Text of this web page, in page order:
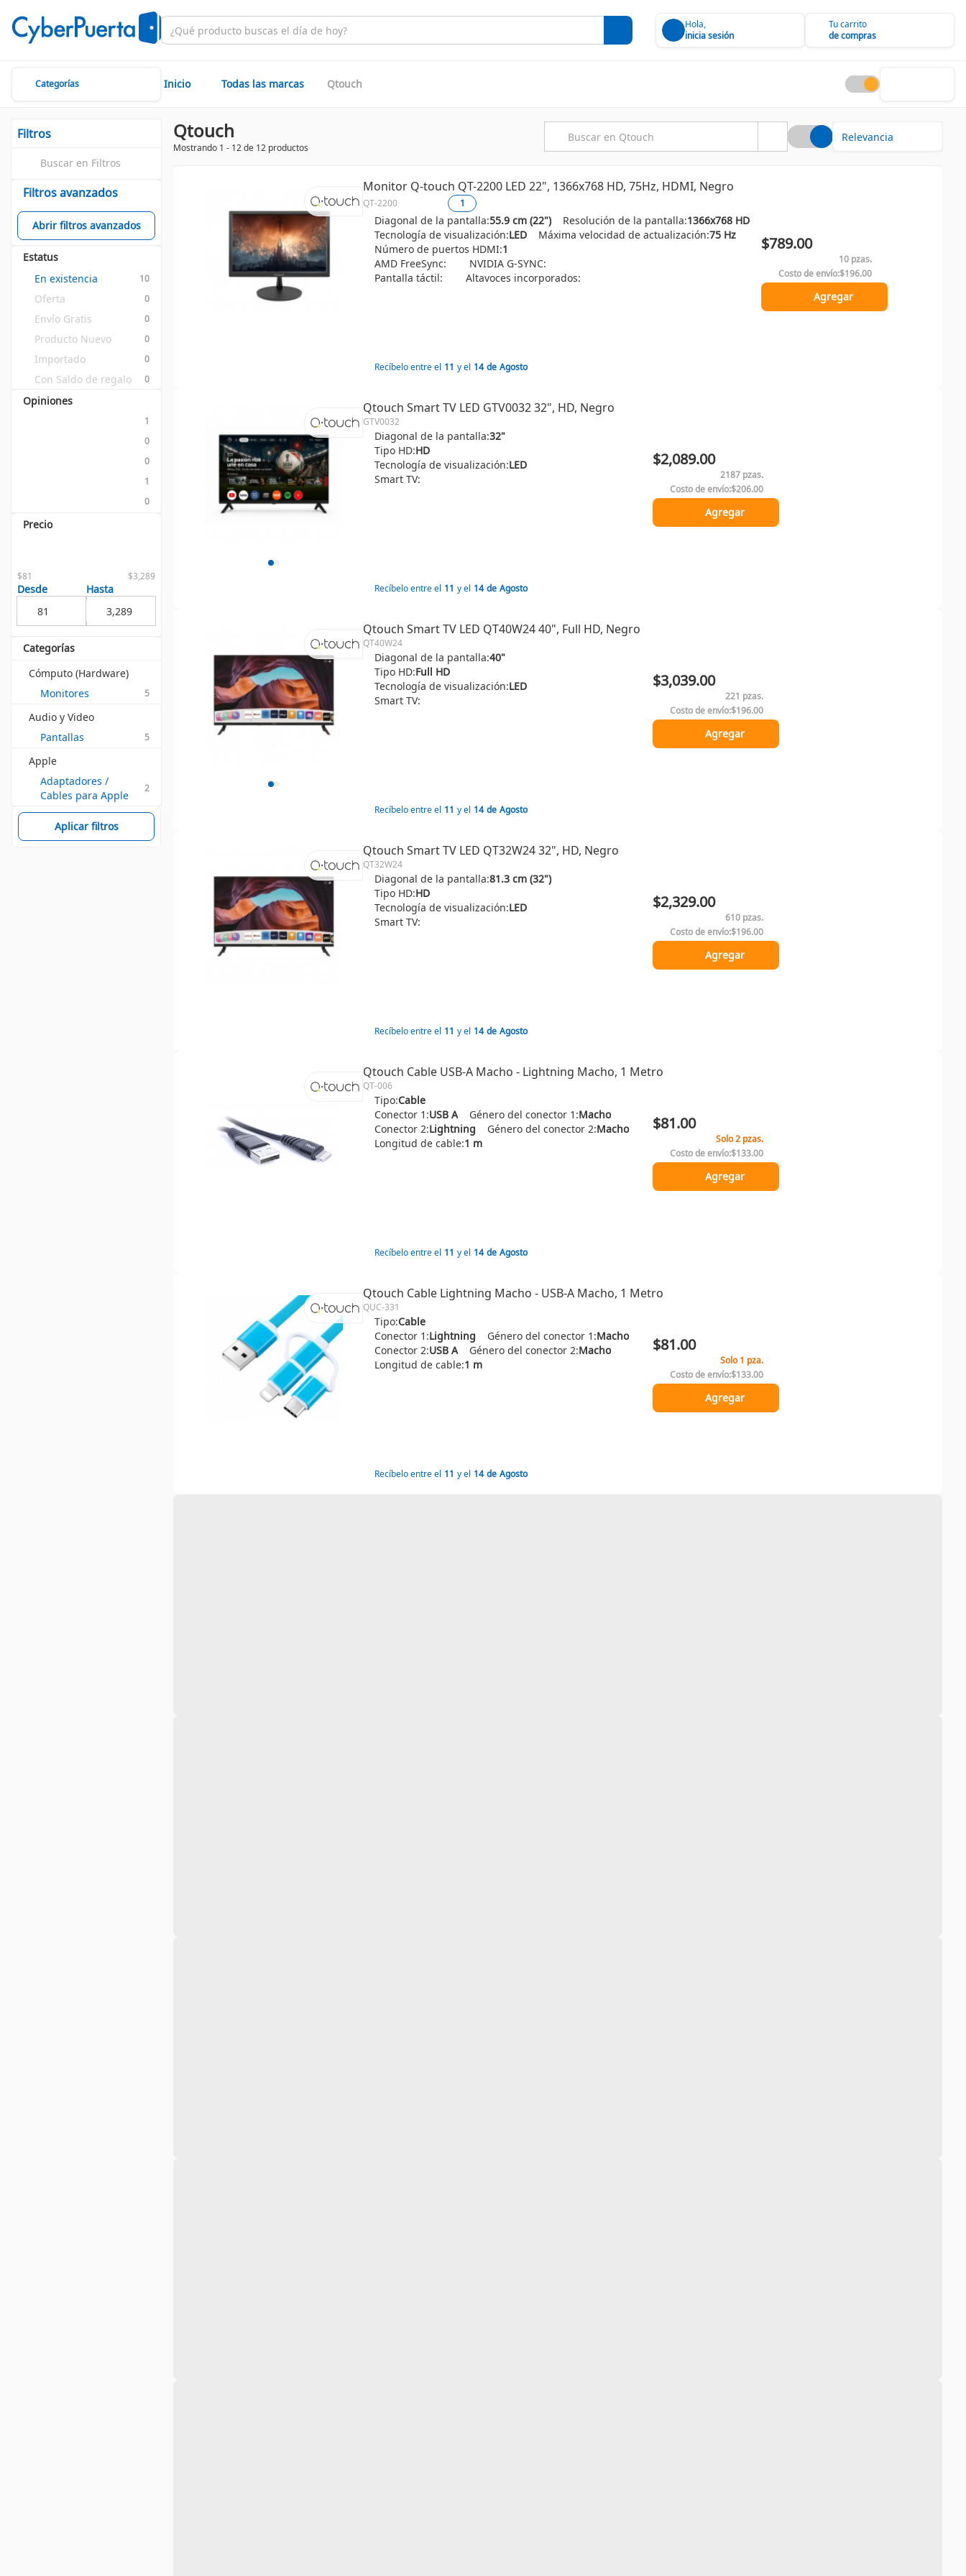
Hola,
inicia sesión
Tu carrito
de compras
Categorías Inicio Todas las marcas Qtouch
Filtros
Filtros avanzados
Abrir filtros avanzados
Estatus
En existencia
10
Oferta 0
Envío Gratis 0
Producto Nuevo 0
Importado 0
Con Saldo de regalo 0
Opiniones
1
0
0
1
0
Precio
$81 $3,289
Desde Hasta
Categorías
Cómputo (Hardware)
Monitores
5
Audio y Video
Pantallas
5
Apple
Adaptadores /
Cables para Apple
2
Aplicar filtros
Qtouch
Mostrando 1 - 12 de 12 productos
Monitor Q-touch QT-2200 LED 22", 1366x768 HD, 75Hz, HDMI, Negro
QT-2200 1
Diagonal de la pantalla:55.9 cm (22") Resolución de la pantalla:1366x768 HD
Tecnología de visualización:LED Máxima velocidad de actualización:75 Hz
Número de puertos HDMI:1
AMD FreeSync:
NVIDIA G-SYNC:
Pantalla táctil:
Altavoces incorporados:
Recíbelo entre el 11 y el 14 de Agosto
$789.00
Costo de envío:$196.00
10 pzas.
Agregar
Qtouch Smart TV LED GTV0032 32", HD, Negro
GTV0032
Diagonal de la pantalla:32"
Tipo HD:HD
Tecnología de visualización:LED
Smart TV:
Recíbelo entre el 11 y el 14 de Agosto
$2,089.00
Costo de envío:$206.00
2187 pzas.
Agregar
Qtouch Smart TV LED QT40W24 40", Full HD, Negro
QT40W24
Diagonal de la pantalla:40"
Tipo HD:Full HD
Tecnología de visualización:LED
Smart TV:
Recíbelo entre el 11 y el 14 de Agosto
$3,039.00
Costo de envío:$196.00
221 pzas.
Agregar
Qtouch Smart TV LED QT32W24 32", HD, Negro
QT32W24
Diagonal de la pantalla:81.3 cm (32")
Tipo HD:HD
Tecnología de visualización:LED
Smart TV:
Recíbelo entre el 11 y el 14 de Agosto
$2,329.00
Costo de envío:$196.00
610 pzas.
Agregar
Qtouch Cable USB-A Macho - Lightning Macho, 1 Metro
QT-006
Tipo:Cable
Conector 1:USB A Género del conector 1:Macho
Conector 2:Lightning Género del conector 2:Macho
Longitud de cable:1 m
Recíbelo entre el 11 y el 14 de Agosto
$81.00
Costo de envío:$133.00
Solo 2 pzas.
Agregar
Qtouch Cable Lightning Macho - USB-A Macho, 1 Metro
QUC-331
Tipo:Cable
Conector 1:Lightning Género del conector 1:Macho
Conector 2:USB A Género del conector 2:Macho
Longitud de cable:1 m
Recíbelo entre el 11 y el 14 de Agosto
$81.00
Costo de envío:$133.00
Solo 1 pza.
Agregar